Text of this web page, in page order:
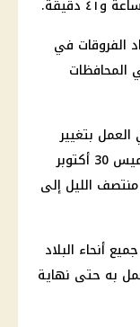
الفروقات في
المحافظات
2023، سينتهي العمل بتغيير
الخميس 30 أكتوبر
الليل إلى
أنحاء البلاد
العمل به حتى نهاية